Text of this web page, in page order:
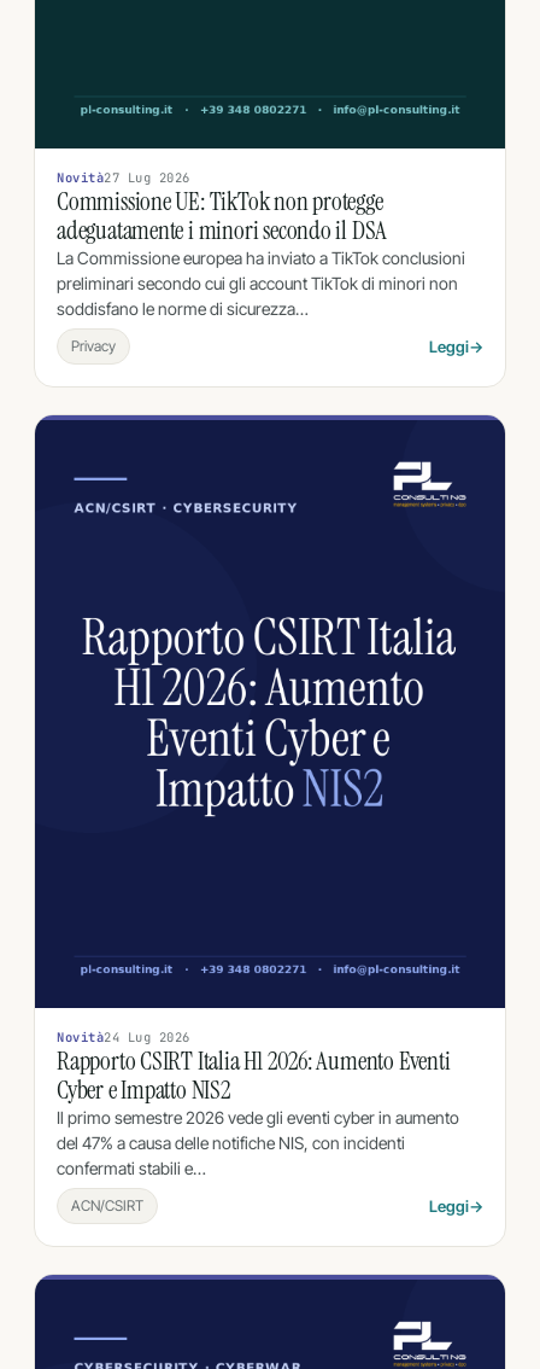
Novità27 Lug 2026
Commissione UE: TikTok non protegge
adeguatamente i minori secondo il DSA
La Commissione europea ha inviato a TikTok conclusioni
preliminari secondo cui gli account TikTok di minori non
soddisfano le norme di sicurezza…
Privacy Leggi→
Novità24 Lug 2026
Rapporto CSIRT Italia H1 2026: Aumento Eventi
Cyber e Impatto NIS2
Il primo semestre 2026 vede gli eventi cyber in aumento
del 47% a causa delle notifiche NIS, con incidenti
confermati stabili e…
ACN/CSIRT Leggi→